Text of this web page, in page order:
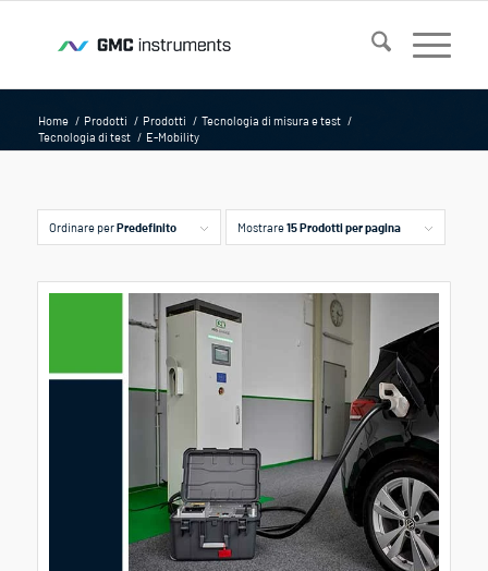
Home / Prodotti / Prodotti / Tecnologia di misura e test /
Tecnologia di test / E-Mobility
Ordinare perPredefinito Mostrare15 Prodotti per pagina